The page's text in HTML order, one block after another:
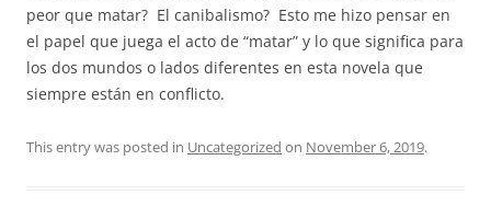
peor que matar? El canibalismo? Esto me hizo pensar en
el papel que juega el acto de “matar” y lo que significa para
los dos mundos o lados diferentes en esta novela que
siempre están en conflicto.
This entry was posted in Uncategorized on November 6, 2019.